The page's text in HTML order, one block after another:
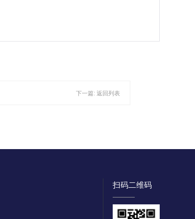
下一篇: 返回列表
扫码二维码